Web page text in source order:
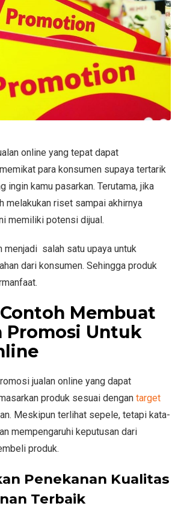
online yang tepat dapat
para konsumen supaya tertarik
ingin kamu pasarkan. Terutama, jika
melakukan riset sampai akhirnya
memiliki potensi dijual.
menjadi salah satu upaya untuk
dari konsumen. Sehingga produk
Membuat
Promosi Untuk
jualan online yang dapat
produk sesuai dengan target
Meskipun terlihat sepele, tetapi kata-
mempengaruhi keputusan dari
produk.
Penekanan Kualitas
Terbaik